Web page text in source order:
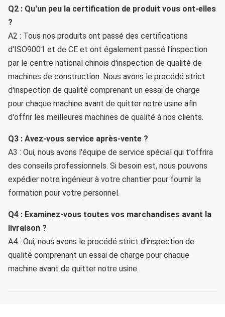
Q2 : Qu'un peu la certification de produit vous ont-elles
?
A2 : Tous nos produits ont passé des certifications
d'ISO9001 et de CE et ont également passé l'inspection
par le centre national chinois d'inspection de qualité de
machines de construction. Nous avons le procédé strict
d'inspection de qualité comprenant un essai de charge
pour chaque machine avant de quitter notre usine afin
d'offrir les meilleures machines de qualité à nos clients.
Q3 : Avez-vous service après-vente ?
A3 : Oui, nous avons l'équipe de service spécial qui t'offrira
des conseils professionnels. Si besoin est, nous pouvons
expédier notre ingénieur à votre chantier pour fournir la
formation pour votre personnel.
Q4 : Examinez-vous toutes vos marchandises avant la
livraison ?
A4 : Oui, nous avons le procédé strict d'inspection de
qualité comprenant un essai de charge pour chaque
machine avant de quitter notre usine.